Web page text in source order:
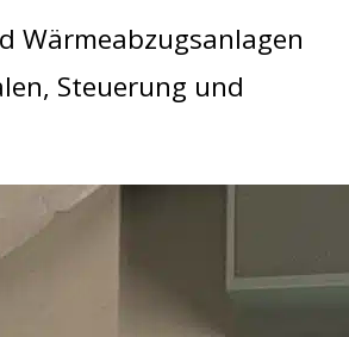
Wärmeabzugsanlagen
Steuerung und